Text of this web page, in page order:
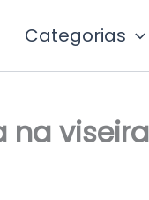
Categorias
na